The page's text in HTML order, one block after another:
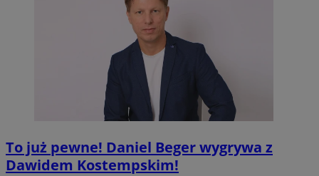
To już pewne! Daniel Beger wygrywa z
Dawidem Kostempskim!